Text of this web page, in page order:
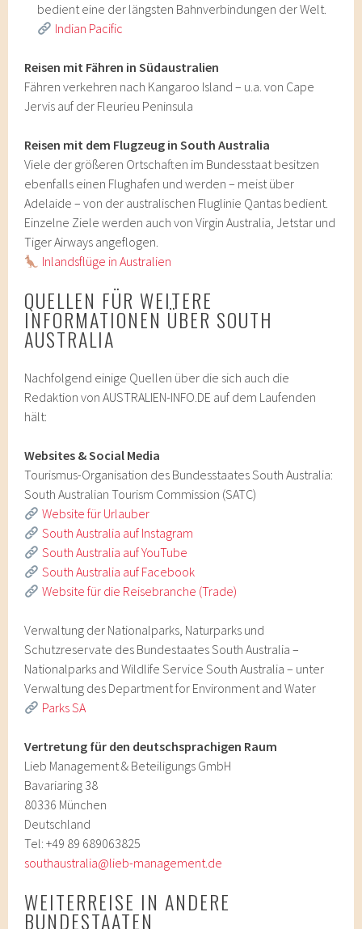
bedient eine der längsten Bahnverbindungen der Welt.
Indian Pacific
Reisen mit Fähren in Südaustralien
Fähren verkehren nach Kangaroo Island – u.a. von Cape
Jervis auf der Fleurieu Peninsula
Reisen mit dem Flugzeug in South Australia
Viele der größeren Ortschaften im Bundesstaat besitzen
ebenfalls einen Flughafen und werden – meist über
Adelaide – von der australischen Fluglinie Qantas bedient.
Einzelne Ziele werden auch von Virgin Australia, Jetstar und
Tiger Airways angeflogen.
Inlandsflüge in Australien
QUELLEN FÜR WEITERE
INFORMATIONEN ÜBER SOUTH
AUSTRALIA
Nachfolgend einige Quellen über die sich auch die
Redaktion von AUSTRALIEN-INFO.DE auf dem Laufenden
hält:
Websites & Social Media
Tourismus-Organisation des Bundesstaates South Australia:
South Australian Tourism Commission (SATC)
Website für Urlauber
South Australia auf Instagram
South Australia auf YouTube
South Australia auf Facebook
Website für die Reisebranche (Trade)
Verwaltung der Nationalparks, Naturparks und
Schutzreservate des Bundestaates South Australia –
Nationalparks and Wildlife Service South Australia – unter
Verwaltung des Department for Environment and Water
Parks SA
Vertretung für den deutschsprachigen Raum
Lieb Management & Beteiligungs GmbH
Bavariaring 38
80336 München
Deutschland
Tel: +49 89 689063825
southaustralia@lieb-management.de
WEITERREISE IN ANDERE
BUNDESTAATEN